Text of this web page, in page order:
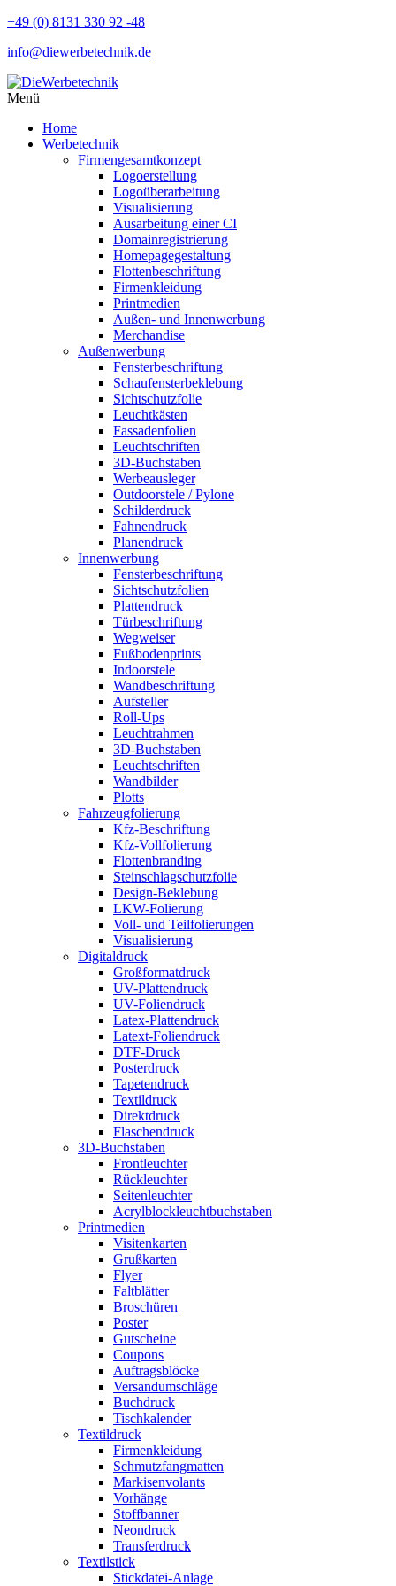
+49 (0) 8131 330 92 -48
info@diewerbetechnik.de
Menü
Home
Werbetechnik
Firmengesamtkonzept
Logoerstellung
Logoüberarbeitung
Visualisierung
Ausarbeitung einer CI
Domainregistrierung
Homepagegestaltung
Flottenbeschriftung
Firmenkleidung
Printmedien
Außen- und Innenwerbung
Merchandise
Außenwerbung
Fensterbeschriftung
Schaufensterbeklebung
Sichtschutzfolie
Leuchtkästen
Fassadenfolien
Leuchtschriften
3D-Buchstaben
Werbeausleger
Outdoorstele / Pylone
Schilderdruck
Fahnendruck
Planendruck
Innenwerbung
Fensterbeschriftung
Sichtschutzfolien
Plattendruck
Türbeschriftung
Wegweiser
Fußbodenprints
Indoorstele
Wandbeschriftung
Aufsteller
Roll-Ups
Leuchtrahmen
3D-Buchstaben
Leuchtschriften
Wandbilder
Plotts
Fahrzeugfolierung
Kfz-Beschriftung
Kfz-Vollfolierung
Flottenbranding
Steinschlagschutzfolie
Design-Beklebung
LKW-Folierung
Voll- und Teilfolierungen
Visualisierung
Digitaldruck
Großformatdruck
UV-Plattendruck
UV-Foliendruck
Latex-Plattendruck
Latext-Foliendruck
DTF-Druck
Posterdruck
Tapetendruck
Textildruck
Direktdruck
Flaschendruck
3D-Buchstaben
Frontleuchter
Rückleuchter
Seitenleuchter
Acrylblockleuchtbuchstaben
Printmedien
Visitenkarten
Grußkarten
Flyer
Faltblätter
Broschüren
Poster
Gutscheine
Coupons
Auftragsblöcke
Versandumschläge
Buchdruck
Tischkalender
Textildruck
Firmenkleidung
Schmutzfangmatten
Markisenvolants
Vorhänge
Stoffbanner
Neondruck
Transferdruck
Textilstick
Stickdatei-Anlage